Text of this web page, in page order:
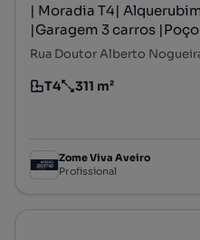
| Moradia T4|
|Garagem 3 carros
Tipologia
T4
Preço por metro quadrado
311 m²
Zome Viva Aveiro
Profissional